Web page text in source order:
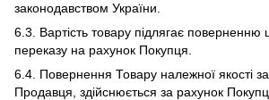
законодавством України.
6.3. Вартість товару підлягає поверненню
переказу на рахунок Покупця.
6.4. Повернення Товару належної якості
Продавця, здійснюється за рахунок